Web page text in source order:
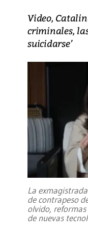
Video,
criminales,
suicidarse’
La
de contrapeso
olvido,
de nuevas